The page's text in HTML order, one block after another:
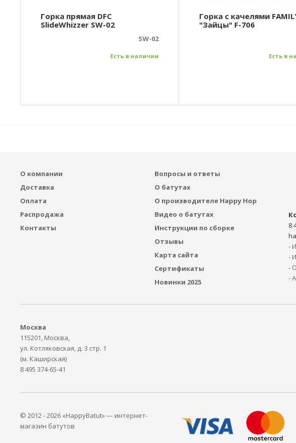
Горка прямая DFC
SlideWhizzer SW-02
SW-02
Есть в наличии
Горка с качелями
"Зайцы" F-706
Есть в
О компании
Доставка
Оплата
Распродажа
Контакты
Вопросы и ответы
О батутах
О производителе Happy Hop
Видео о батутах
Инструкции по сборке
Отзывы
Карта сайта
Сертификаты
Новинки 2025
8
-
-
-
-
Москва
115201, Москва,
ул. Котляковская, д. 3 стр. 1
(м. Каширская)
8 495 374-65-41
© 2012 - 2026 «HappyBatut» — интернет-
магазин батутов